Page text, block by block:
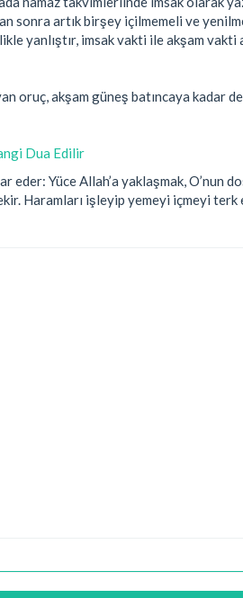
sonra artık birşey içilmemeli ve
yanlıştır, imsak vakti ile akşam vakti
oruç, akşam güneş batıncaya kadar
Dua Edilir
eder: Yüce Allah’a yaklaşmak,
Haramları işleyip yemeyi içmeyi